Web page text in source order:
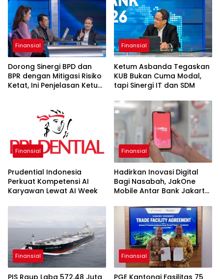
Finansial
Dorong Sinergi BPD dan
BPR dengan Mitigasi Risiko
Ketat, Ini Penjelasan Ketum
Finansial
Ketum Asbanda Tegaskan
KUB Bukan Cuma Modal,
tapi Sinergi IT dan SDM
Finansial
Prudential Indonesia
Perkuat Kompetensi AI
Karyawan Lewat AI Week
Finansial
Hadirkan Inovasi Digital
Bagi Nasabah, JakOne
Mobile Antar Bank Jakarta
Excellence Awards 2026
Finansial Finansial